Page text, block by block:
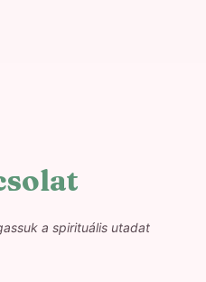
a spirituális utadat